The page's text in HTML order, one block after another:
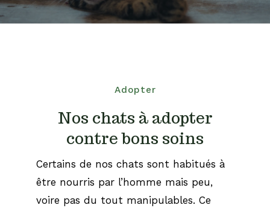
Adopter
Nos chats à adopter
contre bons soins
Certains de nos chats sont habitués à
être nourris par l’homme mais peu,
voire pas du tout manipulables. Ce